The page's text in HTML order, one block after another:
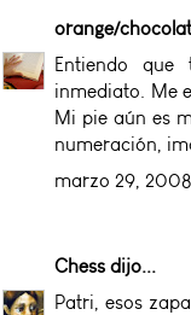
orange/
Entiendo
inmediato. Me
Mi pie aún es
numeración,
marzo 29,
Chess dijo...
Patri, esos